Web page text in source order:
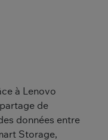
à Lenovo
de
données entre
Storage,